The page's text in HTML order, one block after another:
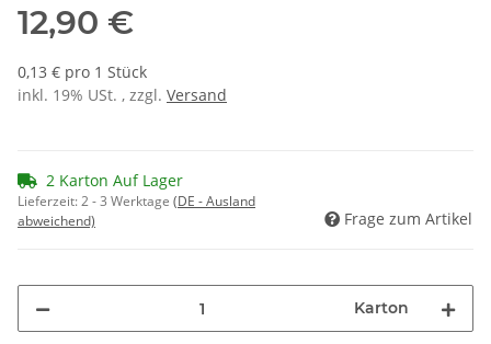
12,90 €
0,13 € pro 1 Stück
inkl. 19% USt. , zzgl. Versand
2 Karton Auf Lager
Lieferzeit:2 - 3 Werktage (DE - Ausland
abweichend)
Frage zum Artikel
Karton